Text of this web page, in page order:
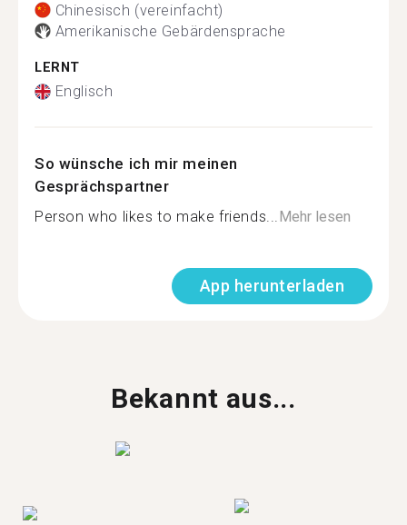
Chinesisch (vereinfacht)
Amerikanische Gebärdensprache
LERNT
Englisch
So wünsche ich mir meinen
Gesprächspartner
Person who likes to make friends...Mehr lesen
App herunterladen
Bekannt aus...